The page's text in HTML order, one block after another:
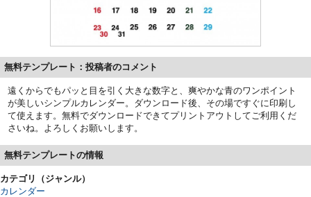
無料テンプレート：投稿者のコメント
遠くからでもパッと目を引く大きな数字と、爽やかな青のワンポイント
が美しいシンプルカレンダー。ダウンロード後、その場ですぐに印刷し
て使えます。無料でダウンロードできてプリントアウトしてご利用くだ
さいね。よろしくお願いします。
無料テンプレートの情報
カテゴリ（ジャンル）
カレンダー